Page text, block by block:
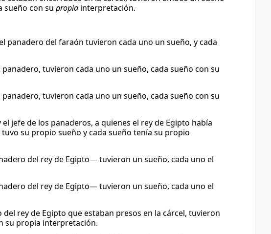
sueño con su propia interpretación.
panadero del faraón tuvieron cada uno un sueño, y cada
tuvieron cada uno un sueño, cada sueño con su
tuvieron cada uno un sueño, cada sueño con su
jefe de los panaderos, a quienes el rey de Egipto había
su propio sueño y cada sueño tenía su propio
del rey de Egipto— tuvieron un sueño, cada uno el
del rey de Egipto— tuvieron un sueño, cada uno el
rey de Egipto que estaban presos en la cárcel, tuvieron
su propia interpretación.